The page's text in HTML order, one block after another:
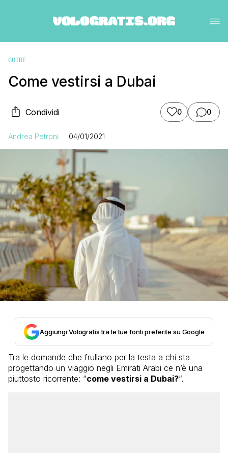
GUIDE
Come vestirsi a Dubai
Condividi 0 0
Andrea Petroni 04/01/2021
Aggiungi Vologratis tra le tue fonti preferite su Google
Tra le domande che frullano per la testa a chi sta
progettando un viaggio negli Emirati Arabi ce n’è una
piuttosto ricorrente: “come vestirsi a Dubai?“.